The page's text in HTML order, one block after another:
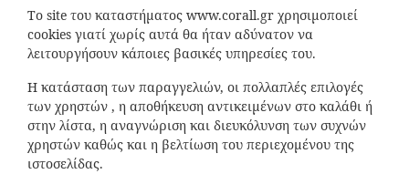
Το site του καταστήματος www.corall.gr χρησιμοποιεί
cookies γιατί χωρίς αυτά θα ήταν αδύνατον να
λειτουργήσουν κάποιες βασικές υπηρεσίες του.
Η κατάσταση των παραγγελιών, οι πολλαπλές επιλογές
των χρηστών , η αποθήκευση αντικειμένων στο καλάθι ή
στην λίστα, η αναγνώριση και διευκόλυνση των συχνών
χρηστών καθώς και η βελτίωση του περιεχομένου της
ιστοσελίδας.